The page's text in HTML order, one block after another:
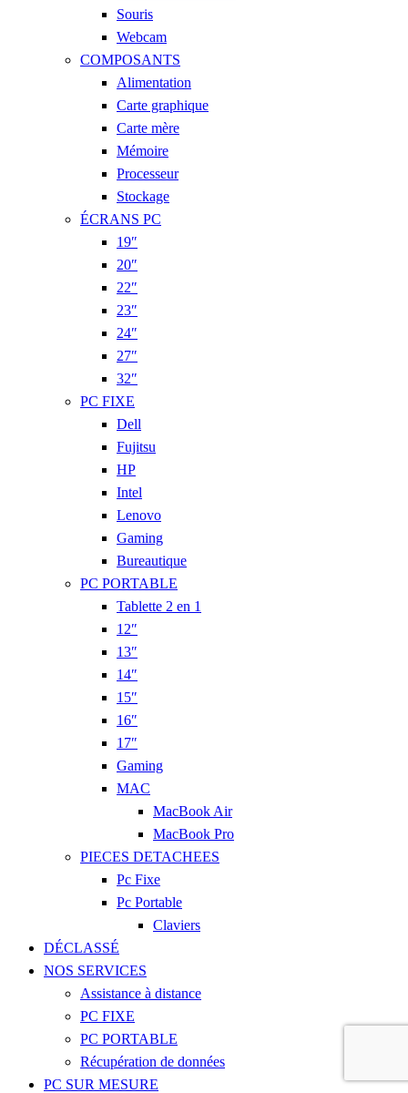
Souris
Webcam
COMPOSANTS
Alimentation
Carte graphique
Carte mère
Mémoire
Processeur
Stockage
ÉCRANS PC
19″
20″
22″
23″
24″
27″
32″
PC FIXE
Dell
Fujitsu
HP
Intel
Lenovo
Gaming
Bureautique
PC PORTABLE
Tablette 2 en 1
12″
13″
14″
15″
16″
17″
Gaming
MAC
MacBook Air
MacBook Pro
PIECES DETACHEES
Pc Fixe
Pc Portable
Claviers
DÉCLASSÉ
NOS SERVICES
Assistance à distance
PC FIXE
PC PORTABLE
Récupération de données
PC SUR MESURE